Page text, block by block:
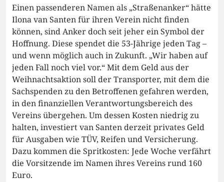
Einen passenderen Namen als „Straßenanker“ hätte
Ilona van Santen für ihren Verein nicht finden
können, sind Anker doch seit jeher ein Symbol der
Hoffnung. Diese spendet die 53-Jährige jeden Tag –
und wenn möglich auch in Zukunft. „Wir haben auf
jeden Fall noch viel vor.“ Mit dem Geld aus der
Weihnachtsaktion soll der Transporter, mit dem die
Sachspenden zu den Betroffenen gefahren werden,
in den finanziellen Verantwortungsbereich des
Vereins übergehen. Um dessen Kosten niedrig zu
halten, investiert van Santen derzeit privates Geld
für Ausgaben wie TÜV, Reifen und Versicherung.
Dazu kommen die Spritkosten: Jede Woche verfährt
die Vorsitzende im Namen ihres Vereins rund 160
Euro.